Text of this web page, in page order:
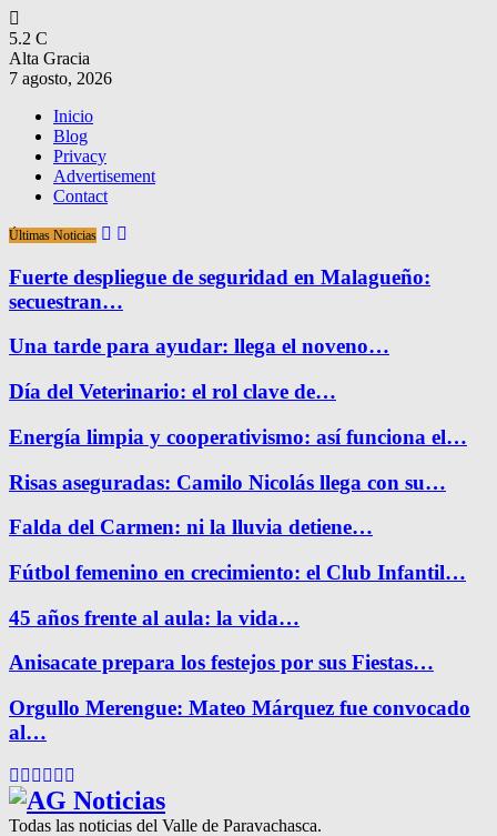
5.2 C
Alta Gracia
7 agosto, 2026
Inicio
Blog
Privacy
Advertisement
Contact
Últimas Noticias
Fuerte despliegue de seguridad en Malagueño:
secuestran…
Una tarde para ayudar: llega el noveno…
Día del Veterinario: el rol clave de…
Energía limpia y cooperativismo: así funciona el…
Risas aseguradas: Camilo Nicolás llega con su…
Falda del Carmen: ni la lluvia detiene…
Fútbol femenino en crecimiento: el Club Infantil…
45 años frente al aula: la vida…
Anisacate prepara los festejos por sus Fiestas…
Orgullo Merengue: Mateo Márquez fue convocado
al…
Facebook
Twitter
Instagram
Pinterest
Google
Todas las noticias del Valle de Paravachasca.